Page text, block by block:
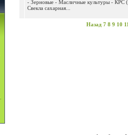
- Зерновые - Масличные культуры - КРС
Свекла сахарная...
Назад 7 8 9 10